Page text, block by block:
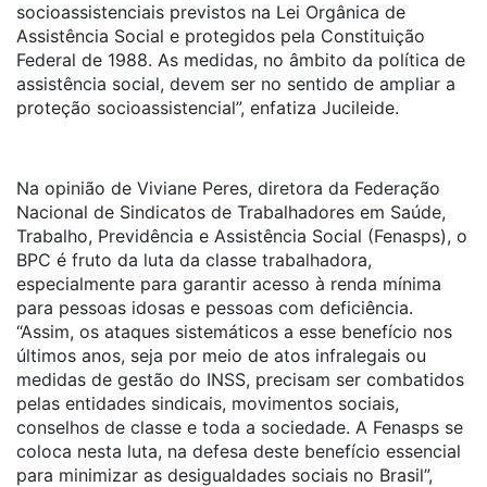
socioassistenciais previstos na Lei Orgânica de
Assistência Social e protegidos pela Constituição
Federal de 1988. As medidas, no âmbito da política de
assistência social, devem ser no sentido de ampliar a
proteção socioassistencial”, enfatiza Jucileide.
Na opinião de Viviane Peres, diretora da Federação
Nacional de Sindicatos de Trabalhadores em Saúde,
Trabalho, Previdência e Assistência Social (Fenasps), o
BPC é fruto da luta da classe trabalhadora,
especialmente para garantir acesso à renda mínima
para pessoas idosas e pessoas com deficiência.
“Assim, os ataques sistemáticos a esse benefício nos
últimos anos, seja por meio de atos infralegais ou
medidas de gestão do INSS, precisam ser combatidos
pelas entidades sindicais, movimentos sociais,
conselhos de classe e toda a sociedade. A Fenasps se
coloca nesta luta, na defesa deste benefício essencial
para minimizar as desigualdades sociais no Brasil”,